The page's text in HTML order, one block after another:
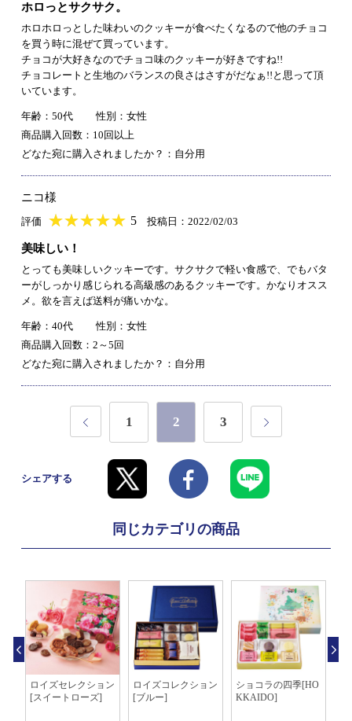
ホロっとサクサク。
ホロホロっとした味わいのクッキーが食べたくなるので他のチョコ
を買う時に混ぜて買っています。
チョコが大好きなのでチョコ味のクッキーが好きですね!!
チョコレートと生地のバランスの良さはさすがだなぁ!!と思って頂
いています。
年齢：50代
性別：女性
商品購入回数：10回以上
どなた宛に購入されましたか？：自分用
ニコ様
評価 ★★★★★
★★★★★ 5 投稿日：2022/02/03
美味しい！
とっても美味しいクッキーです。サクサクで軽い食感で、でもバタ
ーがしっかり感じられる高級感のあるクッキーです。かなりオスス
メ。欲を言えば送料が痛いかな。
年齢：40代
性別：女性
商品購入回数：2～5回
どなた宛に購入されましたか？：自分用
1 2 3
シェアする
同じカテゴリの商品
ロイズセレクション
[スイートローズ]
ロイズコレクション
[ブルー]
ショコラの四季[HO
KKAIDO]